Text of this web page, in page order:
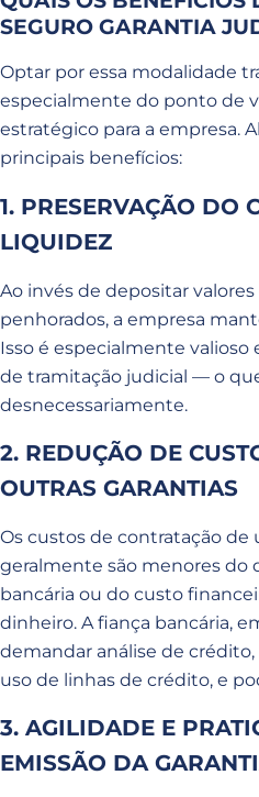
SEGURO GARANTIA
Optar por essa modalidade
especialmente do ponto de
estratégico para a empresa.
principais benefícios:
1. PRESERVAÇÃO DO
LIQUIDEZ
Ao invés de depositar
penhorados, a empresa
Isso é especialmente valioso
de tramitação judicial — o
desnecessariamente.
2. REDUÇÃO DE
OUTRAS GARANTIAS
Os custos de contratação
geralmente são menores do
bancária ou do custo
dinheiro. A fiança bancária,
demandar análise de
uso de linhas de crédito, e
3. AGILIDADE E
EMISSÃO DA